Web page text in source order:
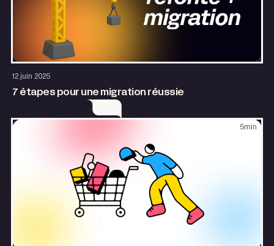
12 juin 2025
7 étapes pour une migration réussie
5 min